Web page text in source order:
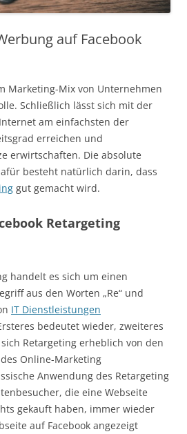
auf Facebook
Marketing-Mix von Unternehmen
Schließlich lässt sich mit der
am einfachsten der
erreichen und
erwirtschaften. Die absolute
besteht natürlich darin, dass
gut gemacht wird.
Retargeting
handelt es sich um einen
aus den Worten „Re“ und
IT Dienstleistungen
bedeutet wieder, zweiteres
Retargeting erheblich von den
Online-Marketing
Anwendung des Retargeting
die eine Webseite
gekauft haben, immer wieder
auf Facebook angezeigt